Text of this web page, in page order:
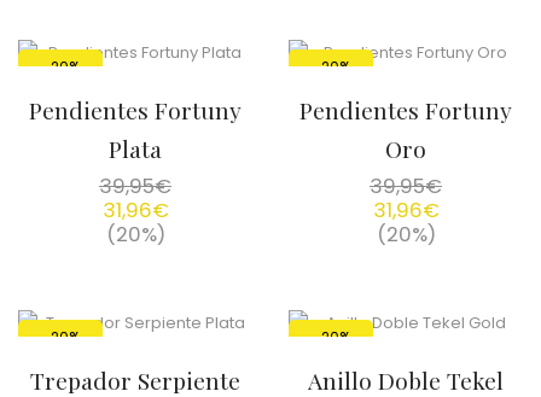
-20%
Pendientes Fortuny
Plata
39,95€
31,96€
(20%)
-20%
Pendientes Fortuny
Oro
39,95€
31,96€
(20%)
-20%
Trepador Serpiente
-20%
Anillo Doble Tekel